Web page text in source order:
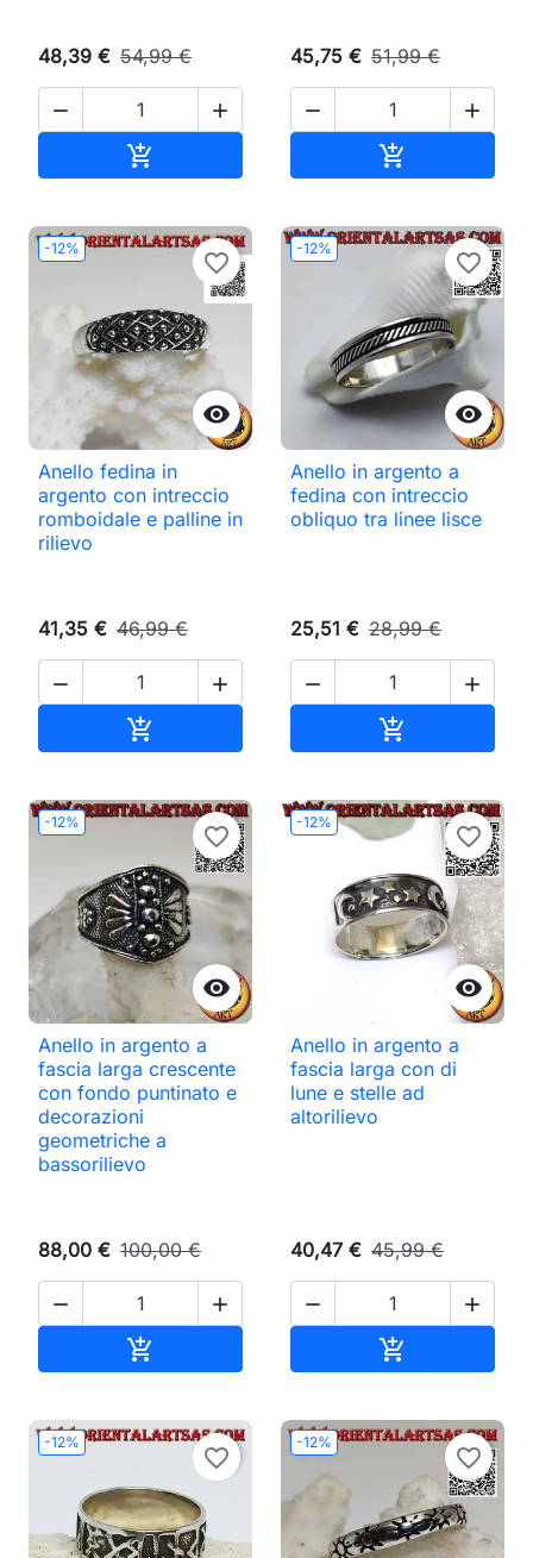
48,39 € 54,99 €
 

45,75 € 51,99 €
 

-12%

favorite_border
Anello fedina in
argento con intreccio
romboidale e palline in
rilievo
41,35 € 46,99 €
 

-12%

favorite_border
Anello in argento a
fedina con intreccio
obliquo tra linee lisce
25,51 € 28,99 €
 

-12%

favorite_border
Anello in argento a
fascia larga crescente
con fondo puntinato e
decorazioni
geometriche a
bassorilievo
88,00 € 100,00 €
 

-12%

favorite_border
Anello in argento a
fascia larga con di
lune e stelle ad
altorilievo
40,47 € 45,99 €
 

-12%
favorite_border
-12%
favorite_border